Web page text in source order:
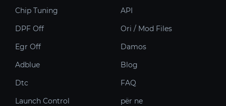
Chip Tuning
DPF Off
Egr Off
Adblue
Dtc
Launch Control
API
Ori / Mod Files
Damos
Blog
FAQ
për ne